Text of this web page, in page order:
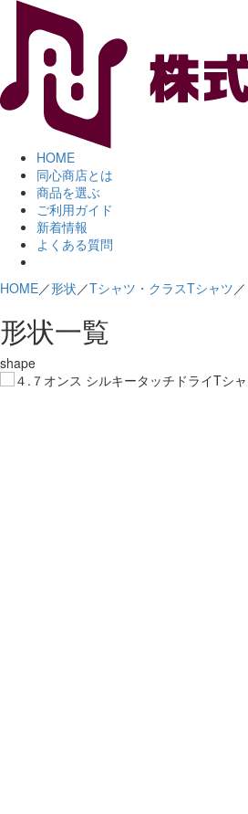
HOME
同心商店とは
商品を選ぶ
ご利用ガイド
新着情報
よくある質問
HOME／形状／Tシャツ・クラスTシャツ／
形状一覧
shape